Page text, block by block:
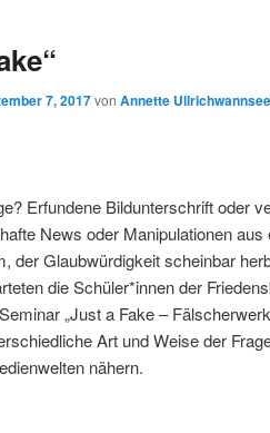
7, 2017von Annette
Erfundene Bildunterschrift oder
News oder Manipulationen
der Glaubwürdigkeit scheinbar
die Schüler*innen der
„Just a Fake –
Art und Weise der
nähern.